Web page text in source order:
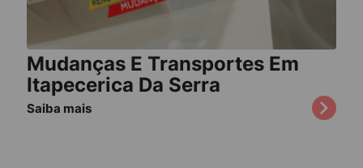
Mudanças E Transportes Em
Itapecerica Da Serra
Saiba mais